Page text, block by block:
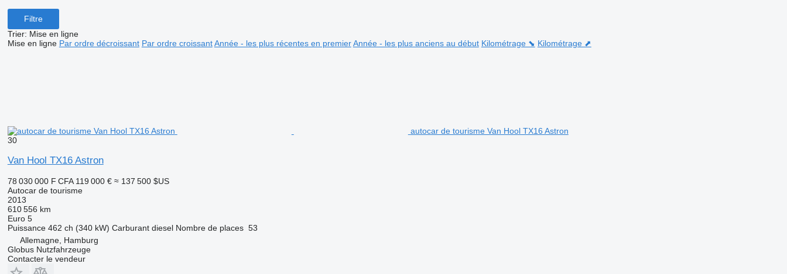
Filtre
Trier: Mise en ligne
Mise en ligne Par ordre décroissant Par ordre croissant Année - les plus récentes en premier Année - les plus anciens au début Kilométrage ⬊ Kilométrage ⬈
autocar de tourisme Van Hool TX16 Astron
30
Van Hool TX16 Astron
78 030 000 F CFA 119 000 € ≈ 137 500 $US
Autocar de tourisme
2013
610 556 km
Euro 5
Puissance 462 ch (340 kW) Carburant diesel Nombre de places 53
Allemagne, Hamburg
Globus Nutzfahrzeuge
Contacter le vendeur